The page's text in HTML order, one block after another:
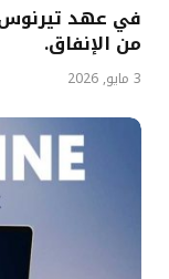
في عهد
من الإنفاق.
3 مايو, 2026